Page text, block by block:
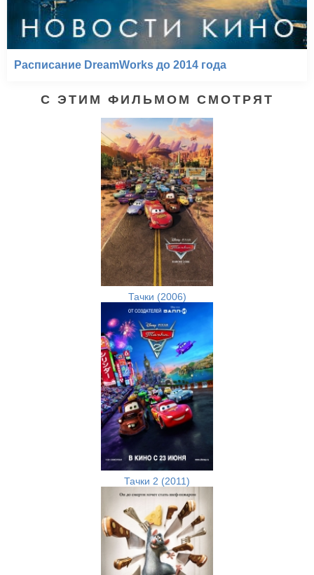
Расписание DreamWorks до 2014 года
С ЭТИМ ФИЛЬМОМ СМОТРЯТ
Тачки (2006)
Тачки 2 (2011)